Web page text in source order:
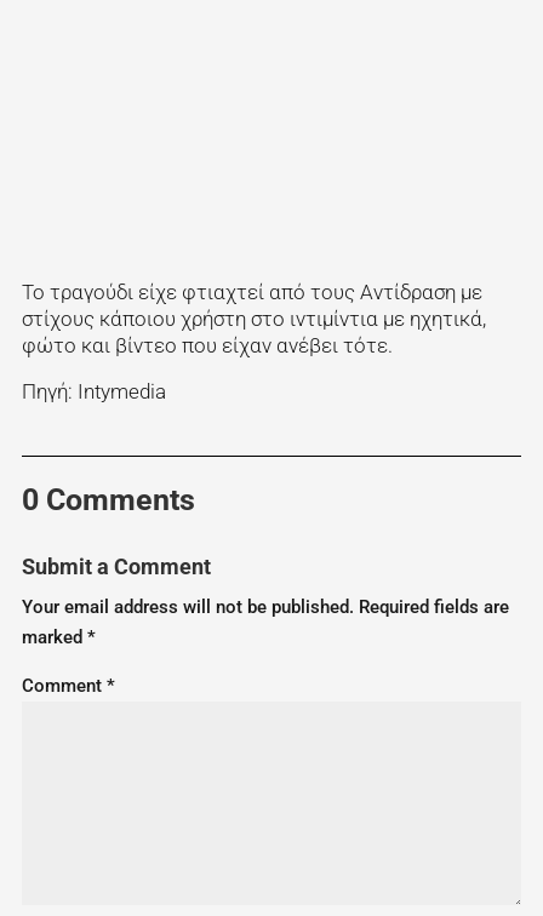
Το τραγούδι είχε φτιαχτεί από τους Αντίδραση με
στίχους κάποιου χρήστη στο ιντιμίντια με ηχητικά,
φώτο και βίντεο που είχαν ανέβει τότε.
Πηγή: Intymedia
0 Comments
Submit a Comment
Your email address will not be published. Required fields are
marked *
Comment *